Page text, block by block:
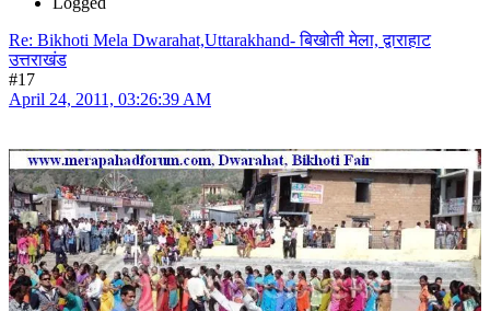
Re: Bikhoti Mela Dwarahat,Uttarakhand- बिखोती मेला, द्वाराहाट
उत्तराखंड
#17
April 24, 2011, 03:26:39 AM